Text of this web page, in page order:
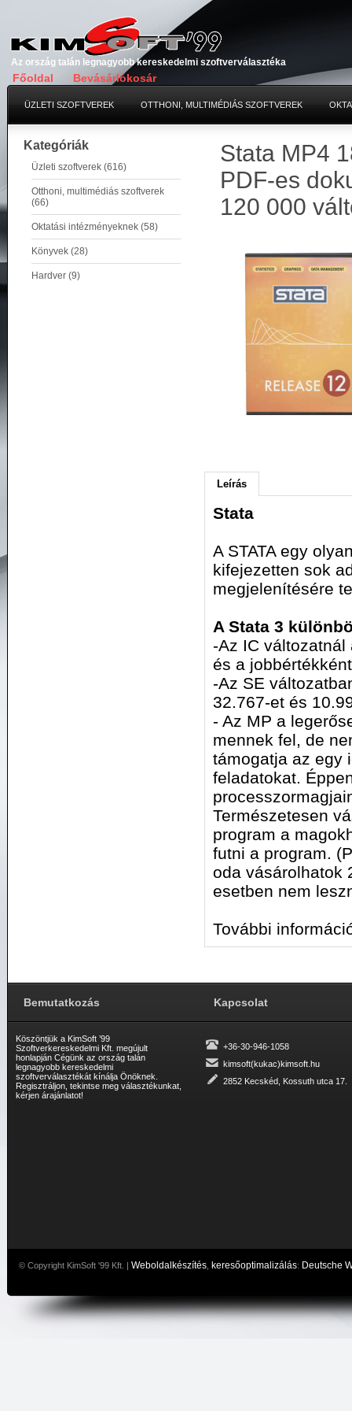
Főoldal Bevásárlókosár
Az ország talán legnagyobb kereskedelmi szoftverválasztéka
ÜZLETI SZOFTVEREK OTTHONI, MULTIMÉDIÁS SZOFTVEREK
Kategóriák
Üzleti szoftverek (616)
Otthoni, multimédiás szoftverek
(66)
Oktatási intézményeknek (58)
Könyvek (28)
Hardver (9)
Stata MP4
PDF-es
120 000
Leírás
Stata
A STATA egy
kifejezetten sok
megjelenítésére
A Stata 3
-Az IC
és a
-Az SE
32.767-et és
- Az MP a
mennek fel, de
támogatja az egy
feladatokat.
Természetesen
program a
futni a program.
oda vásárolhatok
esetben nem
További
Bemutatkozás
Köszöntjük a KimSoft ’99
Szoftverkereskedelmi Kft. megújult
honlapján Cégünk az ország talán
legnagyobb kereskedelmi
szoftverválasztékát kínálja Önöknek.
Regisztráljon, tekintse meg választékunkat,
kérjen árajánlatot!
Kapcsolat
+36-30-946-1058
kimsoft(kukac)kimsoft.hu
2852 Kecskéd, Kossuth utca 17.
© Copyright KimSoft '99 Kft. | Weboldalkészítés keresőoptimalizálás: Deutsche